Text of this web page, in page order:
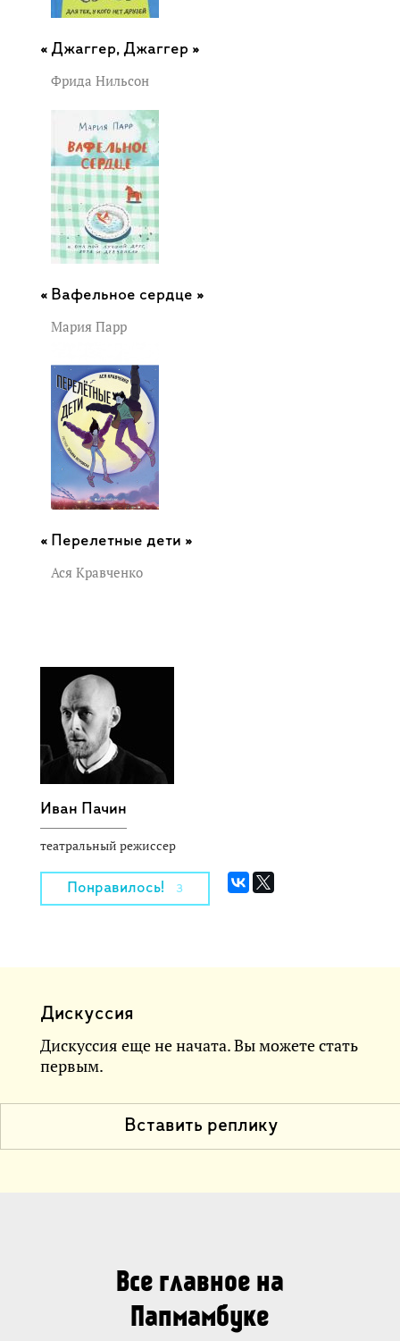
Джаггер, Джаггер »
Фрида Нильсон
Вафельное сердце »
Мария Парр
Перелетные дети »
Ася Кравченко
Иван Пачин
театральный режиссер
Понравилось! 3
Дискуссия
Дискуссия еще не начата. Вы можете стать
первым.
Вставить реплику
Все главное на
Папмамбуке